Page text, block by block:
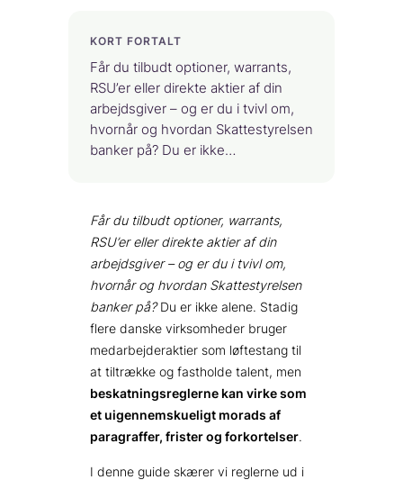
KORT FORTALT
Får du tilbudt optioner, warrants,
RSU’er eller direkte aktier af din
arbejdsgiver – og er du i tvivl om,
hvornår og hvordan Skattestyrelsen
banker på? Du er ikke…
Får du tilbudt optioner, warrants,
RSU’er eller direkte aktier af din
arbejdsgiver – og er du i tvivl om,
hvornår og hvordan Skattestyrelsen
banker på?Du er ikke alene. Stadig
flere danske virksomheder bruger
medarbejderaktier som løftestang til
at tiltrække og fastholde talent, men
beskatningsreglerne kan virke som
et uigennemskueligt morads af
paragraffer, frister og forkortelser.
I denne guide skærer vi reglerne ud i